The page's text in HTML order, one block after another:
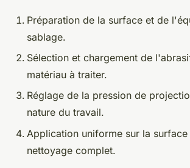
Préparation de la surface et de
sablage.
Sélection et chargement de
matériau à traiter.
Réglage de la pression de
nature du travail.
Application uniforme sur la
nettoyage complet.